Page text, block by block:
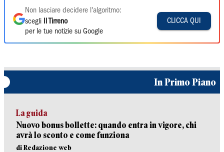
Non lasciare decidere l'algoritmo:
scegli
Il Tirreno
per le tue notizie su Google
CLICCA QUI
In Primo Piano
La guida
Nuovo bonus bollette: quando entra in vigore, chi
avrà lo sconto e come funziona
di Redazione web